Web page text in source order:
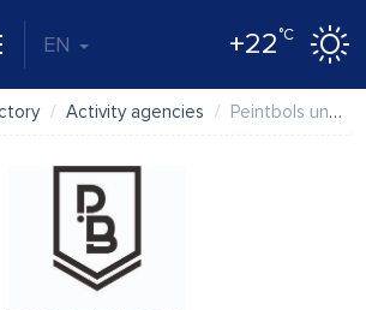
EN +22°C
Activity agencies Peintbols un lāzertags PB Telpa